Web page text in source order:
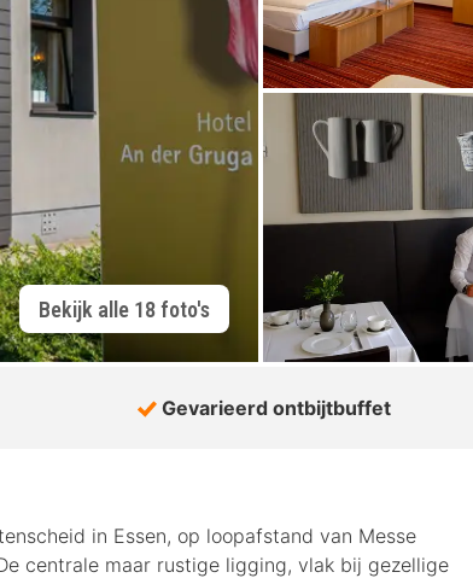
Bekijk alle 18 foto's
Gevarieerd ontbijtbuffet
in Essen, op loopafstand van Messe
centrale maar rustige ligging, vlak bij gezellige